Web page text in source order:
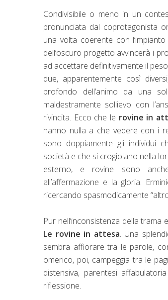
Condivisibile o meno in un
pronunciata dal coprotagonista
una volta coerente con
dell’oscuro progetto avvincerà i
ad accettare definitivamente il
due, apparentemente così
profondo dell’animo da una
maldestramente sollievo con
rivincita. Ecco che le rovine in
hanno nulla a che vedere con i
sono doppiamente gli individui
società e che si crogiolano nella
esterno, e rovine sono
all’affermazione e la gloria.
ricercando spasmodicamente
Pur nell’inconsistenza della
Le rovine in attesa. Una
sembra affiorare tra le parole,
omerico, poi, campeggia tra le
distensiva, parentesi
riflessione.